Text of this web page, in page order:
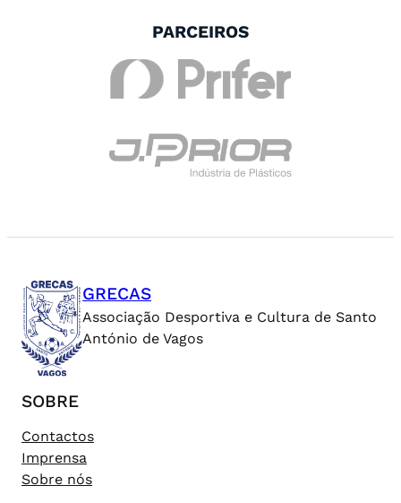
PARCEIROS
GRECAS
Associação Desportiva e Cultura de Santo
António de Vagos
SOBRE
Contactos
Imprensa
Sobre nós